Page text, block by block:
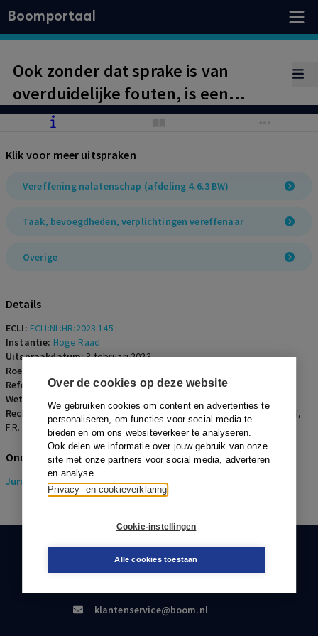
Over de cookies op deze website
We gebruiken cookies om content en advertenties te
personaliseren, om functies voor social media te
bieden en om ons websiteverkeer te analyseren.
Ook delen we informatie over jouw gebruik van onze
site met onze partners voor social media, adverteren
en analyse.
Privacy- en cookieverklaring
Cookie-instellingen
Alle cookies toestaan
Boomportaal
Ook zonder dat sprake is van
overduidelijke fouten, is een
vereffenaar bevoegd om een
trekken.
Klik voor meer uitspraken
Vereffening nalatenschap (afdeling 4.6.3 BW)
Taak, bevoegdheden, verplichtingen vereffenaar
Overige
Details
ECLI: ECLI:NL:HR:2023:145
Instantie: Hoge Raad
Uitspraakdatum:3 februari 2023
Roepnaam:
Referentienummer:ERF-2023-0088
Wetsartikelen:
Rechters:T.H. Tanja-van den Broek, C.E. du Perron, H.M. Wattendorff,
F.R. Salomons en K. Teuben
Onderwerpen
Juridisch> Erfrecht
KLANTENSERVICE
klantenservice@boom.nl